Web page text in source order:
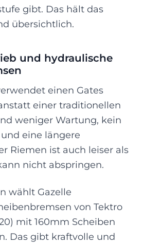
gibt. Das hält das
übersichtlich.
und hydraulische
einen Gates
einer traditionellen
weniger Wartung, kein
eine längere
Riemen ist auch leiser als
nicht abspringen.
wählt Gazelle
von Tektro
mit 160mm Scheiben
Das gibt kraftvolle und